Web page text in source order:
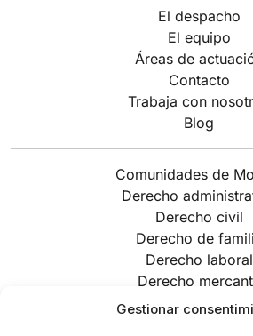
Gestionar
El despacho
El equipo
Áreas de
Contacto
Trabaja con
Blog
Comunidades de
Derecho
Derecho civil
Derecho de
Derecho laboral
Derecho
Derecho penal